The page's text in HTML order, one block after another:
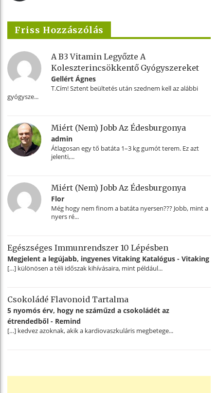
Friss Hozzászólás
A B3 Vitamin Legyőzte A
Koleszterincsökkentő Gyógyszereket
Gellért Ágnes
T.Cím! Sztent beültetés után szednem kell az alábbi
gyógysze...
Miért (nem) Jobb Az Édesburgonya
admin
Átlagosan egy tő batáta 1–3 kg gumót terem. Ez azt
jelenti,...
Miért (nem) Jobb Az Édesburgonya
Flor
Még hogy nem finom a batáta nyersen??? Jobb, mint a
nyers ré...
Egészséges Immunrendszer 10 Lépésben
Megjelent a legújabb, ingyenes Vitaking Katalógus - Vitaking
[…] különösen a téli időszak kihívásaira, mint például...
Csokoládé Flavonoid Tartalma
5 nyomós érv, hogy ne száműzd a csokoládét az
étrendedből - Remind
[…] kedvez azoknak, akik a kardiovaszkuláris megbetege...